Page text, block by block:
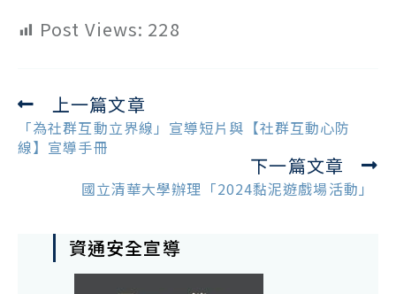
Post Views: 228
Read
more
articles
上一篇文章
「為社群互動立界線」宣導短片與【社群互動心防
線】宣導手冊
下一篇文章
國立清華大學辦理「2024黏泥遊戲場活動」
資通安全宣導